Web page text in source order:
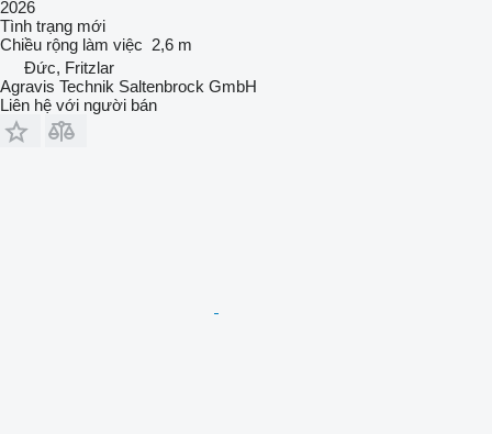
2026
Tình trạng mới
Chiều rộng làm việc 2,6 m
Đức, Fritzlar
Agravis Technik Saltenbrock GmbH
Liên hệ với người bán